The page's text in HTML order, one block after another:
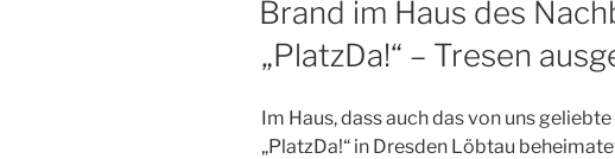
Brand im Haus des
„PlatzDa!“ – Tresen
Im Haus, dass auch das von uns
„PlatzDa!“ in Dresden Löbtau